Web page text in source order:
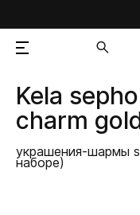
Kela
charm
украшения-шармы
наборе)